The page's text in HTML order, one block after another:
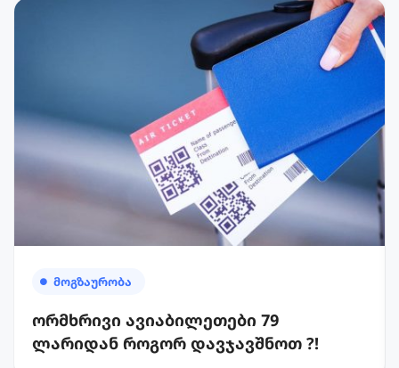
ᲛᲝᲒᲖᲐᲣᲠᲝᲑᲐ
ორმხრივი ავიაბილეთები 79
ლარიდან როგორ დავჯავშნოთ ?!